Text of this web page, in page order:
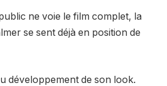
ne voie le film complet, la
se sent déjà en position de
développement de son look.